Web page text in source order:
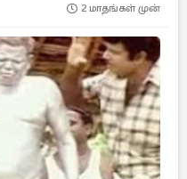
2 மாதங்கள் முன்